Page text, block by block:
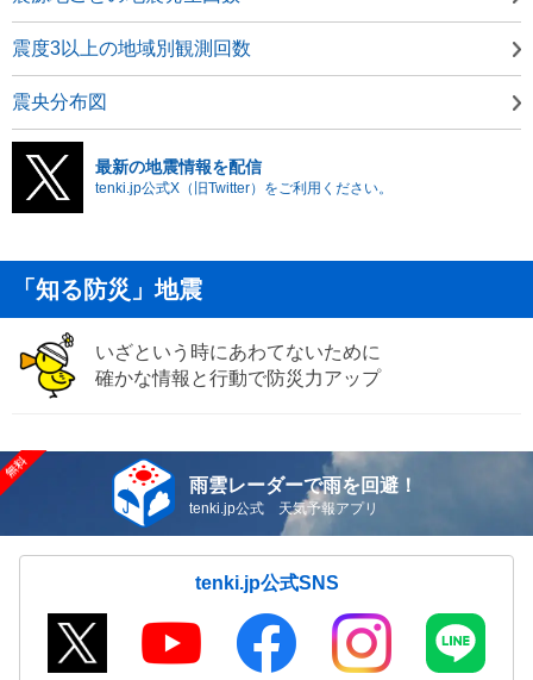
震度3以上の地域別観測回数
震央分布図
最新の地震情報を配信
tenki.jp公式X（旧Twitter）をご利用ください。
「知る防災」地震
いざという時にあわてないために
確かな情報と行動で防災力アップ
雨雲レーダーで雨を回避！
tenki.jp公式 天気予報アプリ
tenki.jp公式SNS